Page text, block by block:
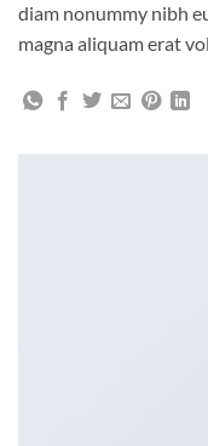
diam nonummy nibh
magna aliquam erat